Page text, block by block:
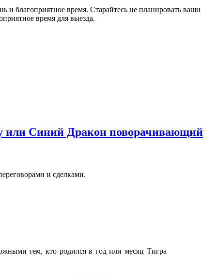
и благоприятное время. Старайтесь не планировать ваши
время для выезда.
Синий Дракон поворачивающий
и сделками.
тем, кто родился в год или месяц Тигра